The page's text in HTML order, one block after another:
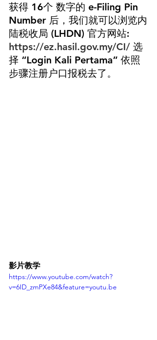
获得 16个 数字的 e-Filing Pin
Number 后，我们就可以浏览内
陆税收局 (LHDN) 官方网站:
https://ez.hasil.gov.my/CI/ 选
择 “Login Kali Pertama” 依照
步骤注册户口报税去了。
影片教学
https://www.youtube.com/watch?
v=6ID_zmPXe84&feature=youtu.be